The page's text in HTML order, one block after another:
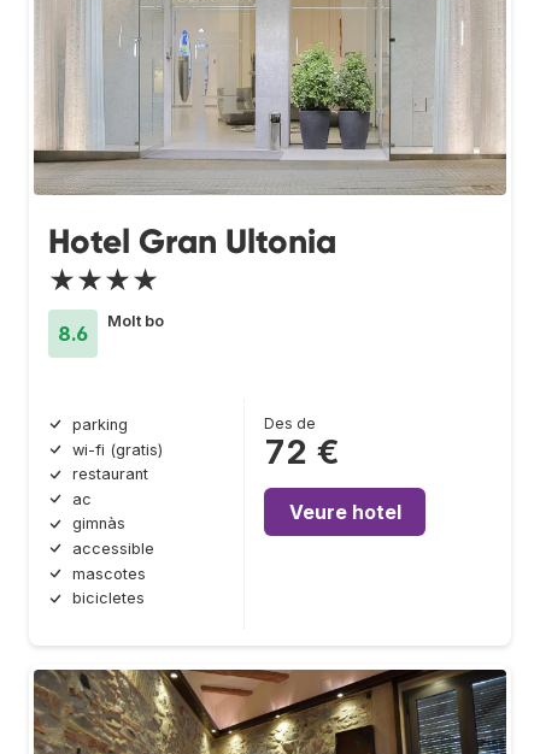
Hotel Gran Ultonia
★★★★
8.6
Molt bo
parking
wi-fi (gratis)
restaurant
ac
gimnàs
accessible
mascotes
bicicletes
Des de
72 €
Veure hotel